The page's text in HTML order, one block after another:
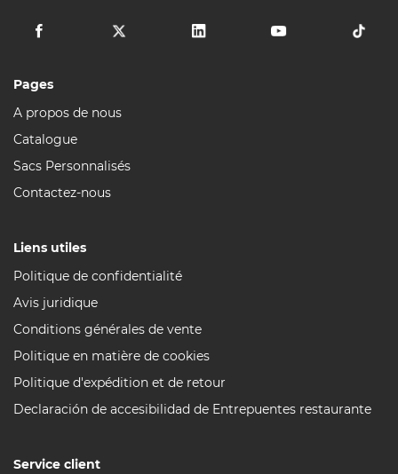
Pages
A propos de nous
Catalogue
Sacs Personnalisés
Contactez-nous
Liens utiles
Politique de confidentialité
Avis juridique
Conditions générales de vente
Politique en matière de cookies
Politique d'expédition et de retour
Declaración de accesibilidad de Entrepuentes restaurante
Service client